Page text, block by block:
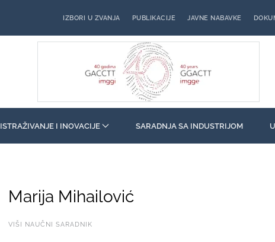
IZBORI U ZVANJA PUBLIKACIJE JAVNE NABAVKE
ISTRAŽIVANJE I INOVACIJE SARADNJA SA INDUSTRIJOM
Marija Mihailović
VIŠI NAUČNI SARADNIK